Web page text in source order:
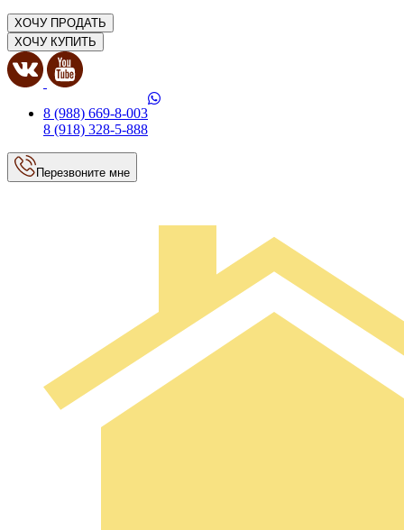
ХОЧУ ПРОДАТЬ
ХОЧУ КУПИТЬ
8 (988) 669-8-003
8 (918) 328-5-888
Перезвоните мне